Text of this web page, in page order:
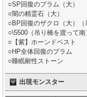
○SP回復のプラム（大）
○闇の精霊石（大）
○BP回復のザクロ（大）（
○\5500（吊り橋を渡って南
○【紫】ホーンドベスト
○HP全体回復のプラム
○睡眠耐性ストーン
出現モンスター